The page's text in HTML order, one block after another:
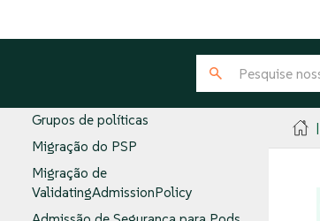
do Admission Controller
Configurando Servidores de Política
Grupos de políticas
Migração do PSP
Migração de
ValidatingAdmissionPolicy